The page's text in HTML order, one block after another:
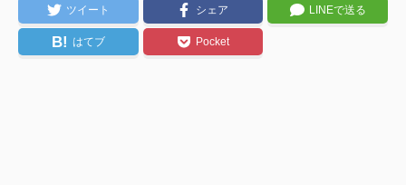
ツイート シェア LINEで送る
B! はてブ Pocket